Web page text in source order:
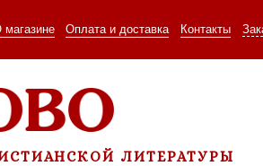
магазине Оплата и доставка Контакты
ЛИТЕРАТУРЫ